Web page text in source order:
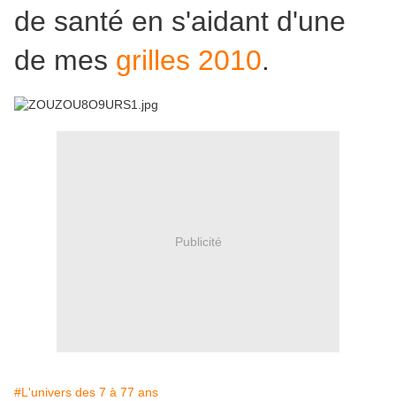
de santé en s'aidant d'une
de mes grilles 2010.
Publicité
#L'univers des 7 à 77 ans